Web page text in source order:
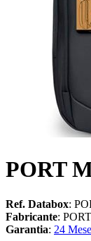
PORT
Ref. Databox:
Fabricante:
Garantia: 24